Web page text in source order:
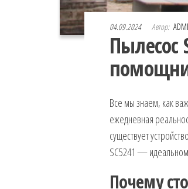
04.09.2024 Автор:
Пылесос
Все мы знаем, как
ежедневная
существует
SC5241 —
Почему